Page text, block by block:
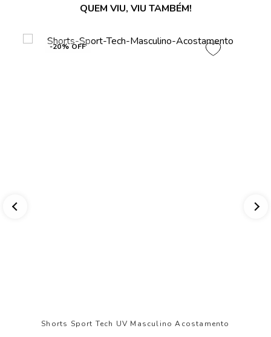
QUEM VIU, VIU TAMBÉM!
-20% OFF
Shorts Sport Tech UV Masculino Acostamento